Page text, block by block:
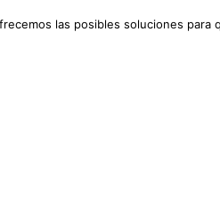
las posibles soluciones para